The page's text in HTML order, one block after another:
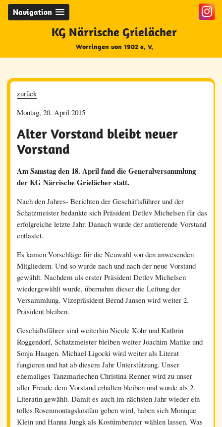
Navigation
KG Närrische Grielächer
Worringen von 1902 e. V.
zurück
Montag, 20. April 2015
Alter Vorstand bleibt neuer
Vorstand
Am Samstag den 18. April fand die Generalversammlung
der KG Närrische Grielächer statt.
Nach den Jahres- Berichten der Geschäftsführer und der
Schatzmeister bedankte sich Präsident Detlev Michelsen für das
erfolgreiche letzte Jahr. Danach wurde der amtierende Vorstand
entlastet.
Es kamen Vorschläge für die Neuwahl von den anwesenden
Mitgliedern. Und so wurde nach und nach der neue Vorstand
gewählt. Nachdem als erster Präsident Detlev Michelsen
wiedergewählt wurde, übernahm dieser die Leitung der
Versammlung. Vizepräsident Bernd Jansen wird weiter 2.
Präsident bleiben.
Geschäftsführer sind weiterhin Nicole Kohr und Kathrin
Roggendorf, Schatzmeister bleiben weiter Joachim Mattke und
Sonja Haagen. Michael Ligocki wird weiter als Literat
fungieren und hat ab diesem Jahr Unterstützung. Unser
ehemaliges Tanzmariechen Christina Renner wird zu unser
aller Freude dem Vorstand erhalten bleiben und wurde als 2.
Literatin gewählt. Damit es auch im nächsten Jahr wieder ein
tolles Rosenmontagskostüm geben wird, haben sich Monique
Klein und Hanna Jungk als Kostümberater wählen lassen. Was